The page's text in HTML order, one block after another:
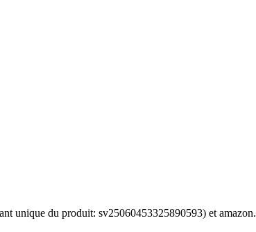
unique du produit: sv25060453325890593) et amazon.